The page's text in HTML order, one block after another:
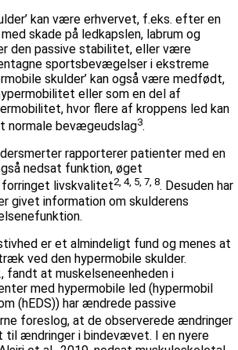
kan være erhvervet, f.eks. efter en
skade på ledkapslen, labrum og
den passive stabilitet, eller være
sportsbevægelser i ekstreme
skulder’ kan også være medfødt,
eller som en del af
hvor flere af kroppens led kan
normale bevægeudslag3.
rapporterer patienter med en
nedsat funktion, øget
livskvalitet2, 4, 5, 7, 8. Desuden har
givet information om skulderens
er et almindeligt fund og menes at
ved den hypermobile skulder.
fandt at muskelseneenheden i
med hypermobile led (hypermobil
(hEDS)) har ændrede passive
foreslog, at de observerede ændringer
til ændringer i bindevævet. I en nyere